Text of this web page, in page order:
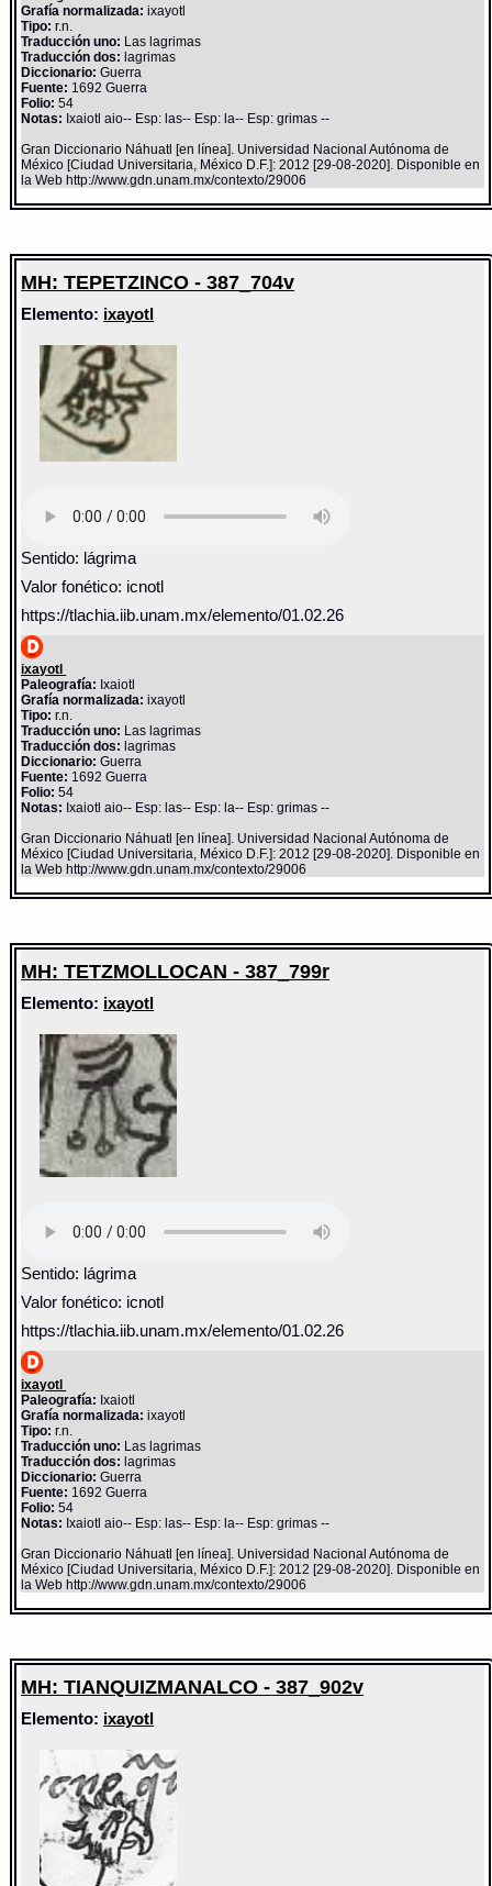
Grafía normalizada: ixayotl
Tipo: r.n.
Traducción uno: Las lagrimas
Traducción dos: lagrimas
Diccionario:Guerra
Fuente: 1692 Guerra
Folio: 54
Notas: Ixaiotl aio-- Esp: las-- Esp: la-- Esp: grimas --
Gran Diccionario Náhuatl [en línea]. Universidad Nacional Autónoma de
México [Ciudad Universitaria, México D.F.]: 2012 [29-08-2020]. Disponible en
la Web http://www.gdn.unam.mx/contexto/29006
MH: TEPETZINCO - 387_704v
Elemento: ixayotl
Sentido: lágrima
Valor fonético: icnotl
https://tlachia.iib.unam.mx/elemento/01.02.26
ixayotl
Paleografía: Ixaiotl
Grafía normalizada: ixayotl
Tipo: r.n.
Traducción uno: Las lagrimas
Traducción dos: lagrimas
Diccionario:Guerra
Fuente: 1692 Guerra
Folio: 54
Notas: Ixaiotl aio-- Esp: las-- Esp: la-- Esp: grimas --
Gran Diccionario Náhuatl [en línea]. Universidad Nacional Autónoma de
México [Ciudad Universitaria, México D.F.]: 2012 [29-08-2020]. Disponible en
la Web http://www.gdn.unam.mx/contexto/29006
MH: TETZMOLLOCAN - 387_799r
Elemento: ixayotl
Sentido: lágrima
Valor fonético: icnotl
https://tlachia.iib.unam.mx/elemento/01.02.26
ixayotl
Paleografía: Ixaiotl
Grafía normalizada: ixayotl
Tipo: r.n.
Traducción uno: Las lagrimas
Traducción dos: lagrimas
Diccionario:Guerra
Fuente: 1692 Guerra
Folio: 54
Notas: Ixaiotl aio-- Esp: las-- Esp: la-- Esp: grimas --
Gran Diccionario Náhuatl [en línea]. Universidad Nacional Autónoma de
México [Ciudad Universitaria, México D.F.]: 2012 [29-08-2020]. Disponible en
la Web http://www.gdn.unam.mx/contexto/29006
MH: TIANQUIZMANALCO - 387_902v
Elemento: ixayotl